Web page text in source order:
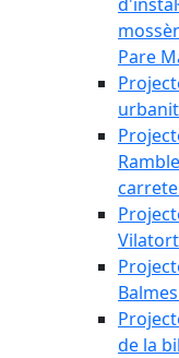
Pare
de la